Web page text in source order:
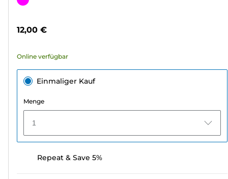
2
12,00 €
Online verfügbar
Einmaliger Kauf
Menge
1
Repeat & Save 5%